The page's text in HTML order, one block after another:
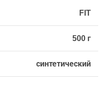
FIT
500 г
синтетический